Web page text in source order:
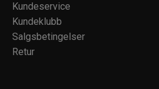
Kundeservice
Kundeklubb
Salgsbetingelser
Retur